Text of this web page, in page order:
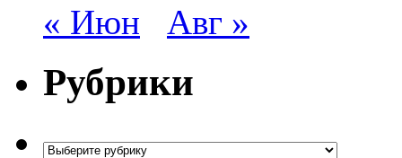
« Июн Авг »
Рубрики
Рубрики